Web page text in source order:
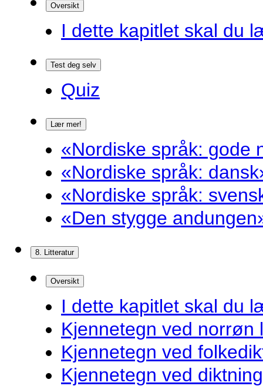
Oversikt
I dette kapitlet skal du
Test deg selv
Quiz
Lær mer!
«Nordiske språk: gode
«Nordiske språk:
«Nordiske språk:
«Den stygge
8. Litteratur
Oversikt
I dette kapitlet skal du
Kjennetegn ved norrøn
Kjennetegn ved
Kjennetegn ved